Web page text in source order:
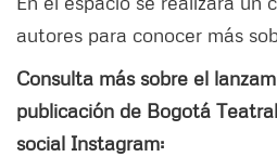
autores para conocer más
Consulta más sobre el
publicación de Bogotá
social Instagram: